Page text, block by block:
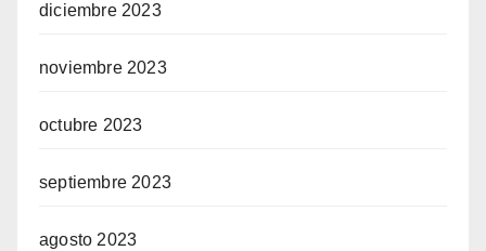
diciembre 2023
noviembre 2023
octubre 2023
septiembre 2023
agosto 2023